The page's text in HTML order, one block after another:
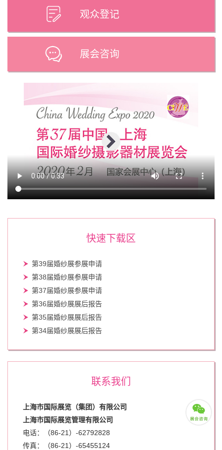
观众登记
展会咨询
快速下载区
第39届婚纱展参展申请
第38届婚纱展参展申请
第37届婚纱展参展申请
第36届婚纱展展后报告
第35届婚纱展展后报告
第34届婚纱展展后报告
联系我们
上海市国际展览（集团）有限公司
上海市国际展览管理有限公司
电话：（86-21）-62792828
传真：（86-21）-65455124